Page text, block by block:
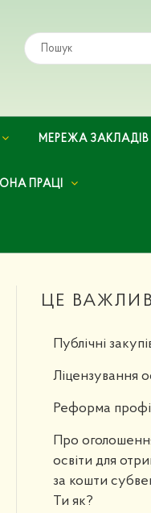
МЕРЕЖА ЗАКЛАДІВ
ПРАЦІ
ЦЕ
Публічні
Ліцензування
Реформа
Про
освіти для
за кошти
Ти як?